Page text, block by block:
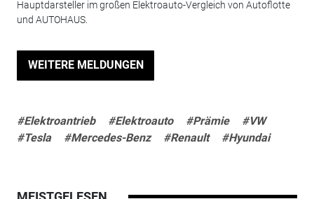
Hauptdarsteller im großen Elektroauto-Vergleich von Autoflotte
und AUTOHAUS.
WEITERE MELDUNGEN
#Elektroantrieb #Elektroauto #Prämie
#VW
#Tesla
#Mercedes-Benz #Renault #Hyundai